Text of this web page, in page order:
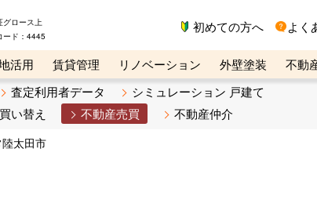
グロース上
ド：4445
初めての方へ よく
活用 賃貸管理 リノベーション 外壁塗装
不動
リビンマガジンBiz 不動産売却ご相談デスク
査定利用者データ
シミュレーション 戸建て
い替え 不動産売買 不動産仲介
太田市